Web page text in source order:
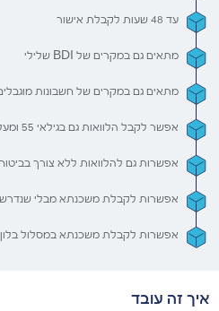
עד 48 שעות לקבלת אישור
מתאים גם במקרים של BDI שלילי
מתאים גם במקרים של חשבונות
אפשר לקבל הלוואות גם בגילאי 55 ומעלה ואפילו מעל גיל 80
אפשרות גם להלוואות ללא צורך
אפשרות לקבלת משכנתא מבלי
אפשרות לקבלת משכנתא במסלול בלון מלא ב - 0
איך זה עובד